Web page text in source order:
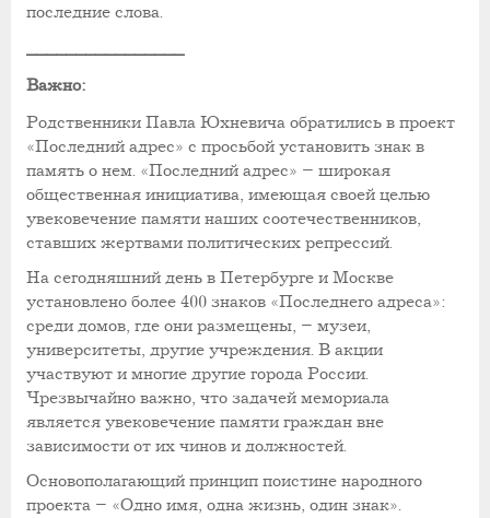
последние слова.
Важно:
Родственники Павла Юхневича обратились в проект
«Последний адрес» с просьбой установить знак в
память о нем. «Последний адрес» – широкая
общественная инициатива, имеющая своей целью
увековечение памяти наших соотечественников,
ставших жертвами политических репрессий.
На сегодняшний день в Петербурге и Москве
установлено более 400 знаков «Последнего адреса»:
среди домов, где они размещены, – музеи,
университеты, другие учреждения. В акции
участвуют и многие другие города России.
Чрезвычайно важно, что задачей мемориала
является увековечение памяти граждан вне
зависимости от их чинов и должностей.
Основополагающий принцип поистине народного
проекта – «Одно имя, одна жизнь, один знак».